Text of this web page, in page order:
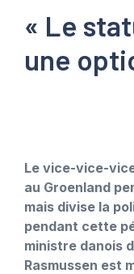
« Le
une
Le vice-vice-
au Groenland
mais divise la
pendant cette
ministre danois
Rasmussen est